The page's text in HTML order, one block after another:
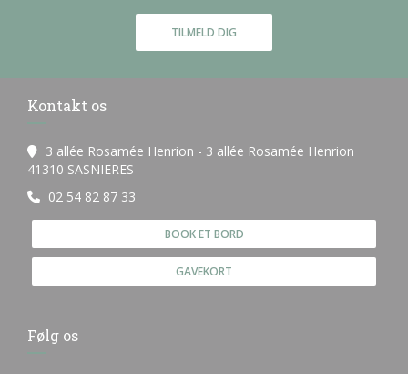
TILMELD DIG
Kontakt os
3 allée Rosamée Henrion - 3 allée Rosamée Henrion
41310 SASNIERES
02 54 82 87 33
BOOK ET BORD
GAVEKORT
Følg os